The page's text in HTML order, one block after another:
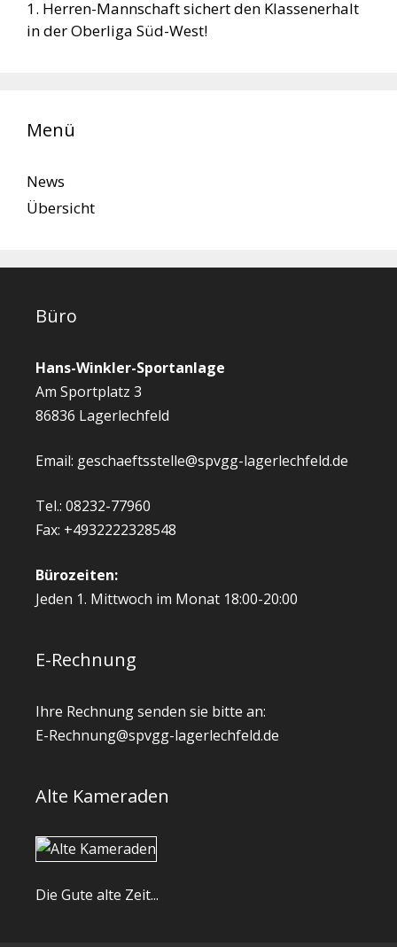
1. Herren-Mannschaft sichert den Klassenerhalt
in der Oberliga Süd-West!
Menü
News
Übersicht
Büro
Hans-Winkler-Sportanlage
Am Sportplatz 3
86836 Lagerlechfeld
Email: geschaeftsstelle@spvgg-lagerlechfeld.de
Tel.: 08232-77960
Fax: +4932222328548
Bürozeiten:
Jeden 1. Mittwoch im Monat 18:00-20:00
E-Rechnung
Ihre Rechnung senden sie bitte an:
E-Rechnung@spvgg-lagerlechfeld.de
Alte Kameraden
Die Gute alte Zeit...